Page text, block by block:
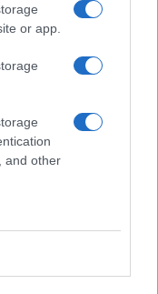
or app.
and other